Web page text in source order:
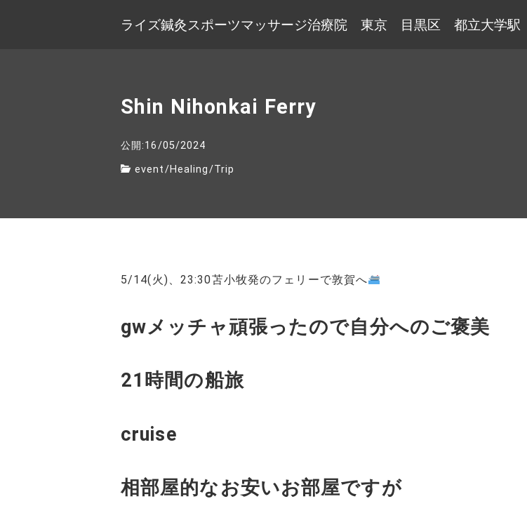
ライズ鍼灸スポーツマッサージ治療院 東京 目黒区 都立大学駅
Shin Nihonkai Ferry
公開:16/05/2024
event/Healing/Trip
5/14(火)、23:30苫小牧発のフェリーで敦賀へ
gwメッチャ頑張ったので自分へのご褒美
21時間の船旅
cruise
相部屋的なお安いお部屋ですが